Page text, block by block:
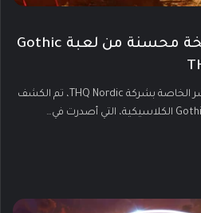
الكشف عن نسخة محسنة من لعبة Gothic
خلال فعالية البث المباشر الخاصة بشركة THQ Nordic، تم الكشف